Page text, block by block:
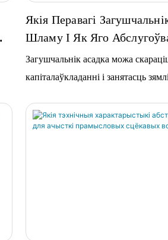
Якія Перавагі
Шламу І Як Яго
Загушчальнік асадка можа
капіталаўкладанні і занятасць